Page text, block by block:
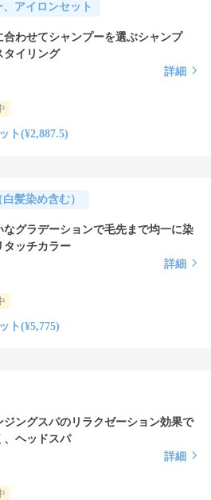
アイロンセット
合わせてシャンプーを選ぶシャンプ
タイリング
詳細
ト(¥2,887.5)
髪染め含む）
なグラデーションで毛先まで均一に染
タッチカラー
詳細
ト(¥5,775)
ジングスパのリラクゼーション効果で
、ヘッドスパ
詳細